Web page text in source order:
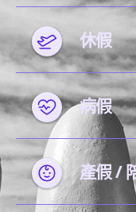
休假
病假
產假 /